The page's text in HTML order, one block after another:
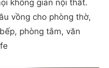
không gian nội thất.
vồng cho phòng thờ,
phòng tắm, văn